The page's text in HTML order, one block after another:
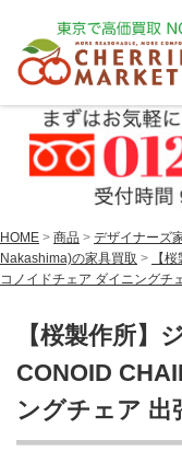
HOME > 商品 > デザイナーズ
Nakashima)の家具買取 >
【
コノイドチェア ダイニングチ
【桜製作所】
CONOID
ングチェア 出